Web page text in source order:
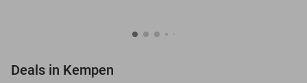
Deals in Kempen